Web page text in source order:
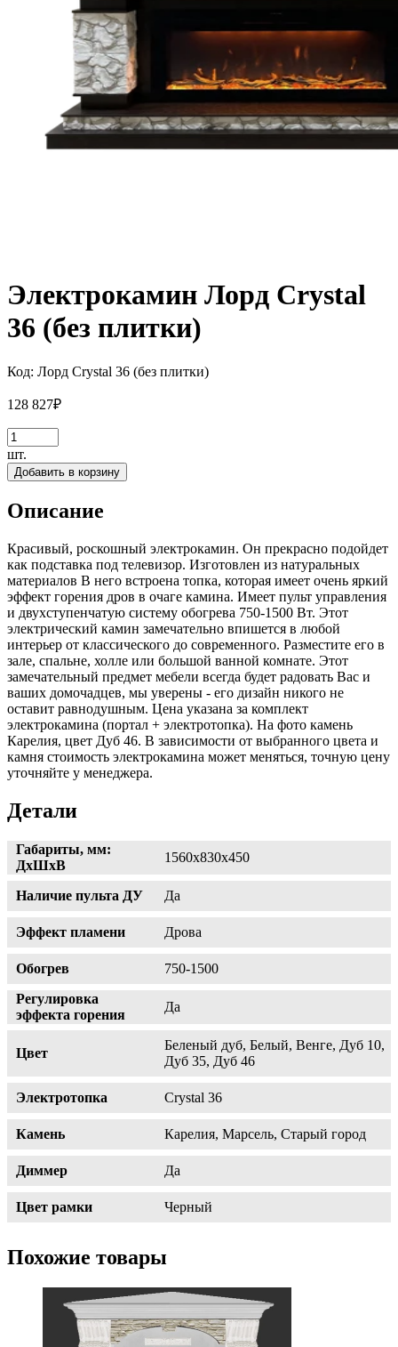
Электрокамин Лорд Crystal
36 (без плитки)
Код: Лорд Crystal 36 (без плитки)
128 827₽
шт.
Добавить в корзину
Описание
Красивый, роскошный электрокамин. Он прекрасно подойдет
как подставка под телевизор. Изготовлен из натуральных
материалов В него встроена топка, которая имеет очень яркий
эффект горения дров в очаге камина. Имеет пульт управления
и двухступенчатую систему обогрева 750-1500 Вт. Этот
электрический камин замечательно впишется в любой
интерьер от классического до современного. Разместите его в
зале, спальне, холле или большой ванной комнате. Этот
замечательный предмет мебели всегда будет радовать Вас и
ваших домочадцев, мы уверены - его дизайн никого не
оставит равнодушным. Цена указана за комплект
электрокамина (портал + электротопка). На фото камень
Карелия, цвет Дуб 46. В зависимости от выбранного цвета и
камня стоимость электрокамина может меняться, точную цену
уточняйте у менеджера.
Детали
Габариты, мм:
ДхШхВ
1560х830х450
Наличие пульта ДУ Да
Эффект пламени Дрова
Обогрев
750-1500
Регулировка
эффекта горения
Да
Цвет
Беленый дуб, Белый, Венге, Дуб 10,
Дуб 35, Дуб 46
Электротопка Crystal 36
Камень Карелия, Марсель, Старый город
Диммер Да
Цвет рамки Черный
Похожие товары